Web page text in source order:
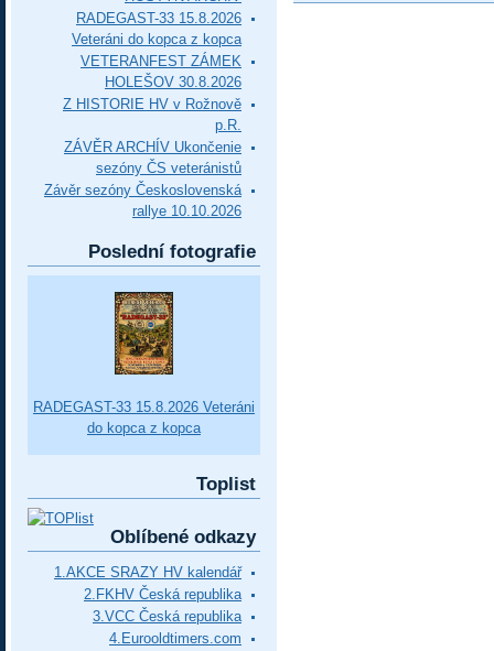
RADEGAST-33 15.8.2026
Veteráni do kopca z kopca
VETERANFEST ZÁMEK
HOLEŠOV 30.8.2026
Z HISTORIE HV v Rožnově
p.R.
ZÁVĚR ARCHÍV Ukončenie
sezóny ČS veteránistů
Závěr sezóny Československá
rallye 10.10.2026
Poslední fotografie
RADEGAST-33 15.8.2026 Veteráni
do kopca z kopca
Toplist
Oblíbené odkazy
1.AKCE SRAZY HV kalendář
2.FKHV Česká republika
3.VCC Česká republika
4.Eurooldtimers.com